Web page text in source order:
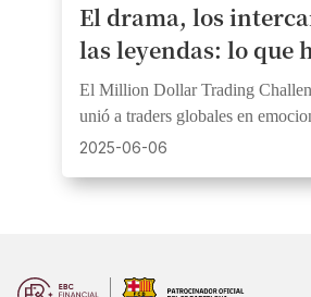
El drama, los
las leyendas: lo que
el Desafío de
Millón de Dólares II
fuera inolvidable
El Million Dollar Trading
unió a traders globales en
competencia de habilidad,
2025-06-06